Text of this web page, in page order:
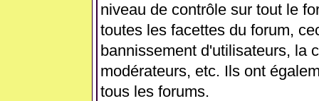
niveau de contrôle sur tout le
toutes les facettes du forum,
bannissement d'utilisateurs, la
modérateurs, etc. Ils ont
tous les forums.